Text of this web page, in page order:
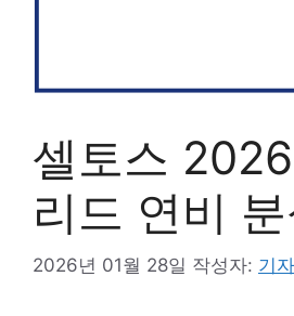
셀토스
리드 연비 분
2026년 01월 28일 작성자: 기자